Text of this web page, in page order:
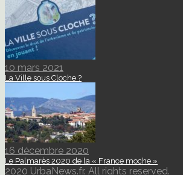
10 mars 2021
La Ville sous Cloche ?
16 décembre 2020
Le Palmarès 2020 de la « France moche »
2020 UrbaNews.fr. All rights reserved.